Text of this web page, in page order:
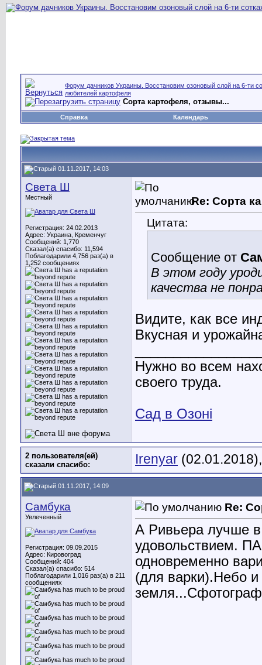
Форум дачников Украины. Восстановим озоновый слой на 6-ти
любителей картофеля
Сорта картофеля, отзывы...
Справка Календарь
01.11.2017, 14:03
Света Ш
Местный
Регистрация: 24.02.2013
Адрес: Украина, Кременчуг
Сообщений: 1,770
Сказал(а) спасибо: 11,594
Поблагодарили 4,756 раз(а) в
1,252 сообщениях
Re: Сорта
Цитата:
Сообщение от
В этом году
качества не
Видите, как все
Вкусная и
Нужно во всем
своего труда.
Сад в Озоні
2 пользователя(ей)
сказали cпасибо:
Irenyar
01.11.2017, 14:09
Самбука
Увлеченный
Регистрация: 09.09.2015
Адрес: Кировоград
Сообщений: 404
Сказал(а) спасибо: 514
Поблагодарили 1,016 раз(а) в 211
сообщениях
Re:
А Ривьера лучше
удовольствием.
одновременно
(для варки).Небо и